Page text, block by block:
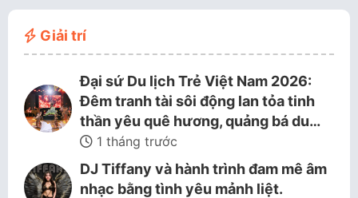
Giải trí
Đại sứ Du lịch Trẻ Việt Nam 2026:
Đêm tranh tài sôi động lan tỏa tinh
thần yêu quê hương, quảng bá du…
1 tháng trước
DJ Tiffany và hành trình đam mê âm
nhạc bằng tình yêu mảnh liệt.